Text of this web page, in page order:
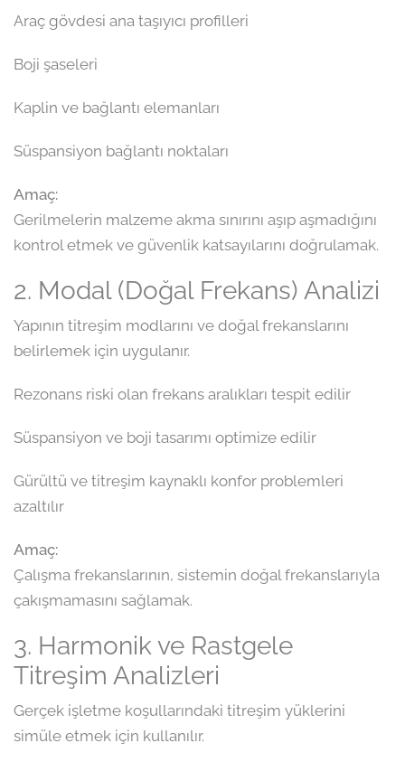
Araç gövdesi ana taşıyıcı profilleri
Boji şaseleri
Kaplin ve bağlantı elemanları
Süspansiyon bağlantı noktaları
Amaç:
Gerilmelerin malzeme akma sınırını aşıp aşmadığını
kontrol etmek ve güvenlik katsayılarını doğrulamak.
2. Modal (Doğal Frekans) Analizi
Yapının titreşim modlarını ve doğal frekanslarını
belirlemek için uygulanır.
Rezonans riski olan frekans aralıkları tespit edilir
Süspansiyon ve boji tasarımı optimize edilir
Gürültü ve titreşim kaynaklı konfor problemleri
azaltılır
Amaç:
Çalışma frekanslarının, sistemin doğal frekanslarıyla
çakışmamasını sağlamak.
3. Harmonik ve Rastgele
Titreşim Analizleri
Gerçek işletme koşullarındaki titreşim yüklerini
simüle etmek için kullanılır.